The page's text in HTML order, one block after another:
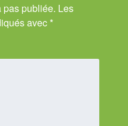
pas publiée. Les
avec *